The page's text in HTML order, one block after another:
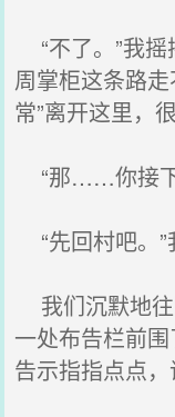
“不了。”我摇
周掌柜这条路
常”离开这里，
“那……你接下
“先回村吧。”
我们沉默地
一处布告栏前
告示指指点点，